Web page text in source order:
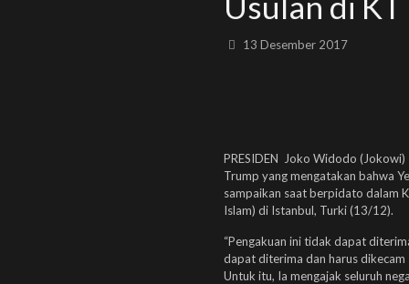
13 Desember 2017
PRESIDEN Joko Widodo
Trump yang mengatakan bahwa
sampaikan saat berpidato dalam
Islam) di Istanbul, Turki (13/12).
“Pengakuan ini tidak dapat
dapat diterima dan harus dikecam
Untuk itu, Ia mengajak seluruh